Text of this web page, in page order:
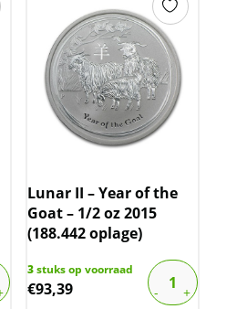
Lunar II – Year of the
Goat – 1/2 oz 2015
(188.442 oplage)
3stuks op voorraad
€93,39